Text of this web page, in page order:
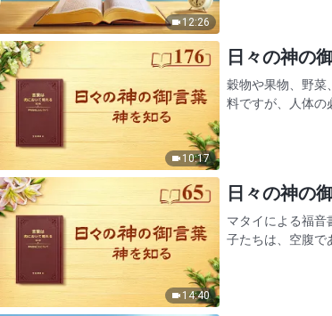
12:26
10:17
日々の神の
穀物や果物、野菜
料ですが、人体の
14:40
日々の神の
マタイによる福
子たちは、空腹